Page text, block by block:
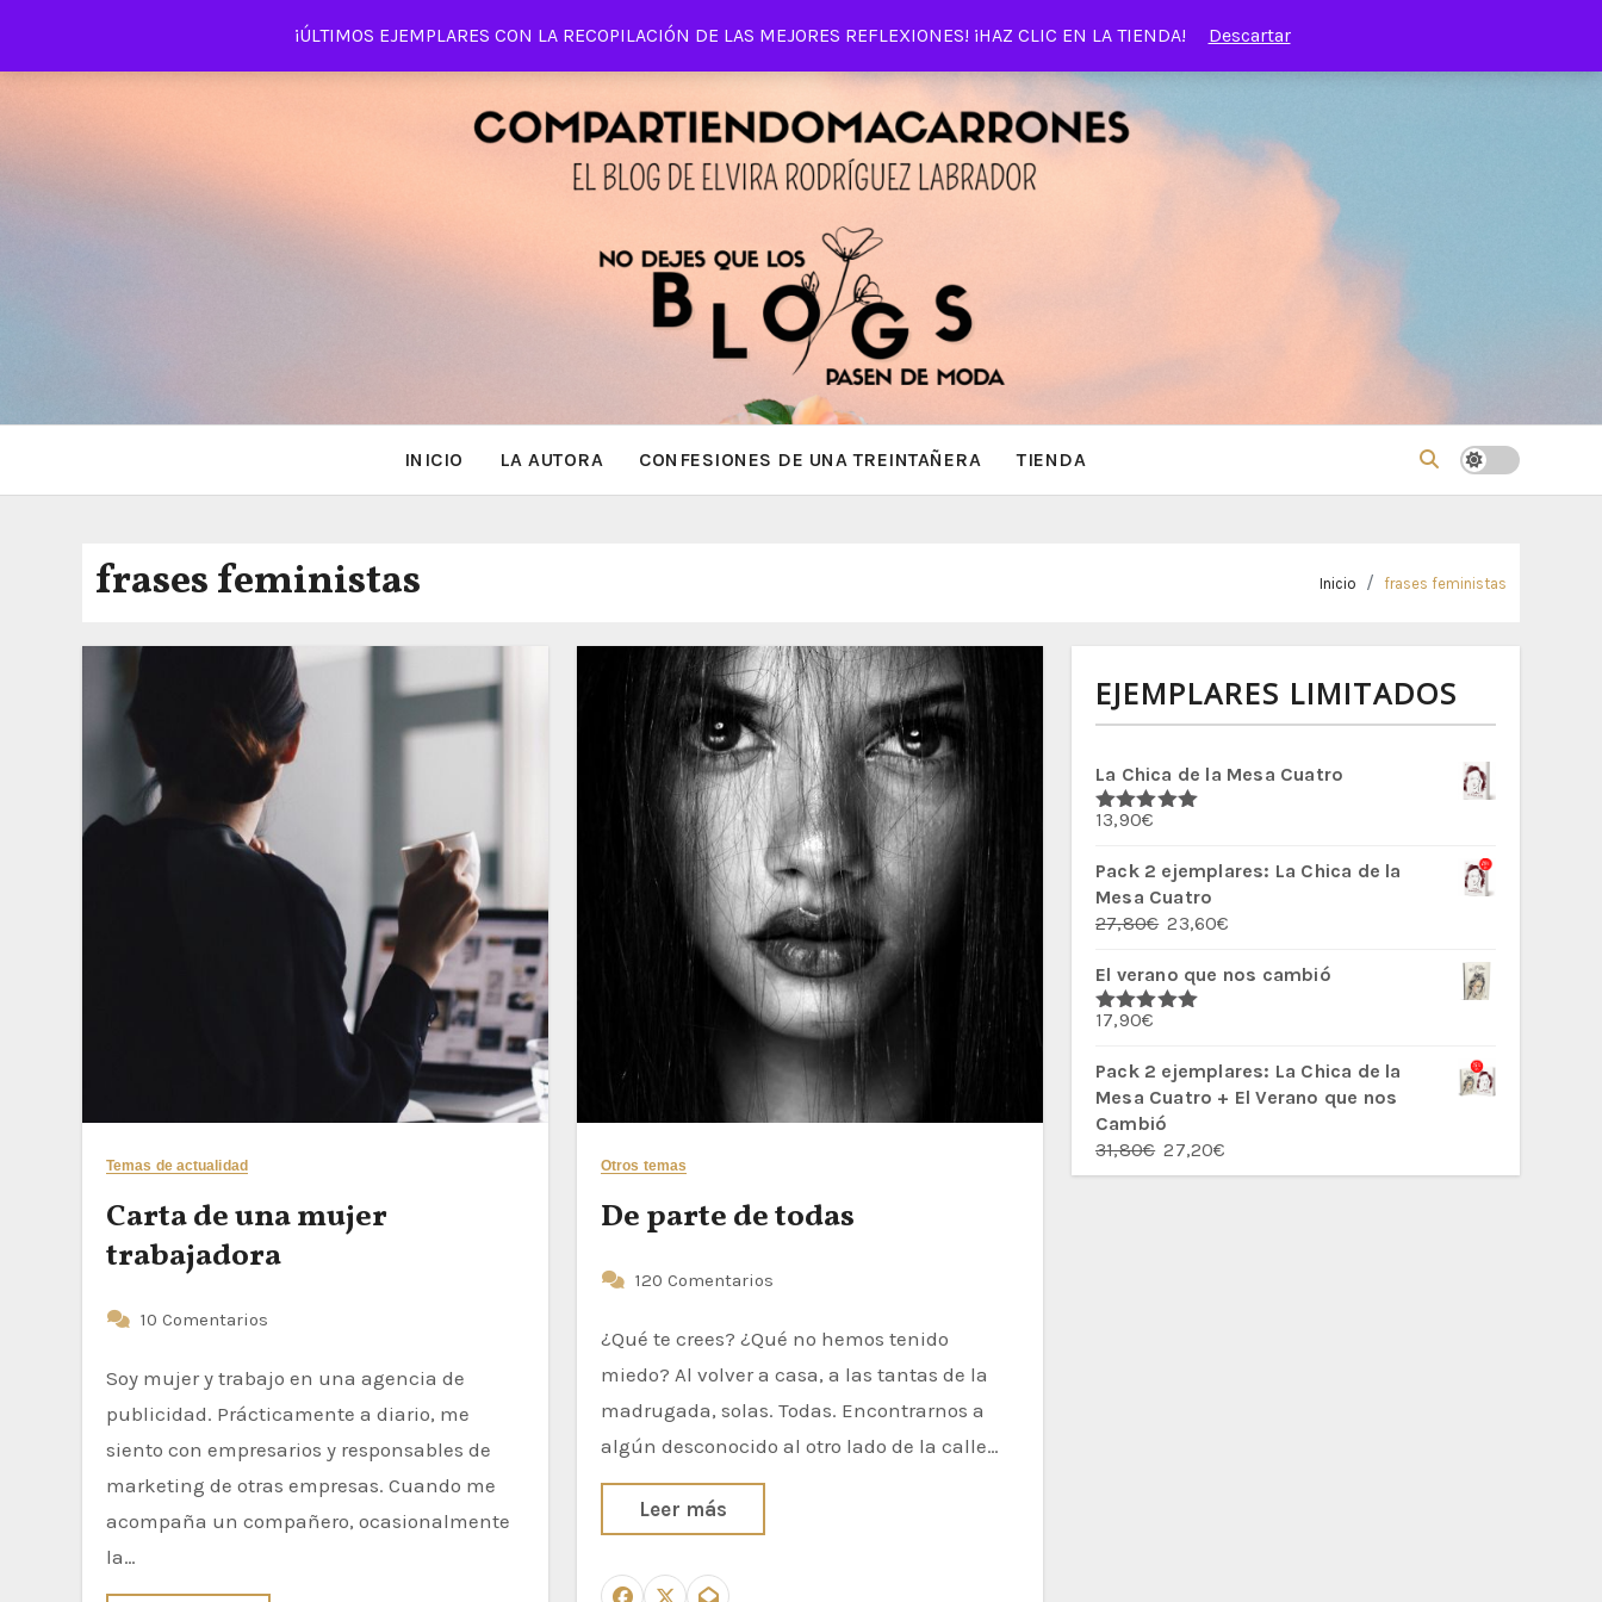
¡ÚLTIMOS EJEMPLARES CON LA RECOPILACIÓN DE LAS MEJORES REFLEXIONES! ¡HAZ CLIC EN LA TIENDA! Descartar
INICIO LA AUTORA CONFESIONES DE UNA TREINTAÑERA TIENDA
frases feministas Inicio frases feministas
Temas de actualidad
Carta de una mujer
trabajadora
10 Comentarios
Soy mujer y trabajo en una agencia de
publicidad. Prácticamente a diario, me
siento con empresarios y responsables de
marketing de otras empresas. Cuando me
acompaña un compañero, ocasionalmente
la…
Otros temas
De parte de todas
120 Comentarios
¿Qué te crees? ¿Qué no hemos tenido
miedo? Al volver a casa, a las tantas de la
madrugada, solas. Todas. Encontrarnos a
algún desconocido al otro lado de la calle…
Leer más
EJEMPLARES LIMITADOS
La Chica de la Mesa Cuatro
Valorado
5
13,90€
Pack 2 ejemplares: La Chica de la
Mesa Cuatro
27,80€ El
original
era:
23,60€
actual
El verano que nos cambió
Valorado
5
17,90€
Pack 2 ejemplares: La Chica de la
Mesa Cuatro + El Verano que nos
Cambió
31,80€ El
precio
27,20€
precio